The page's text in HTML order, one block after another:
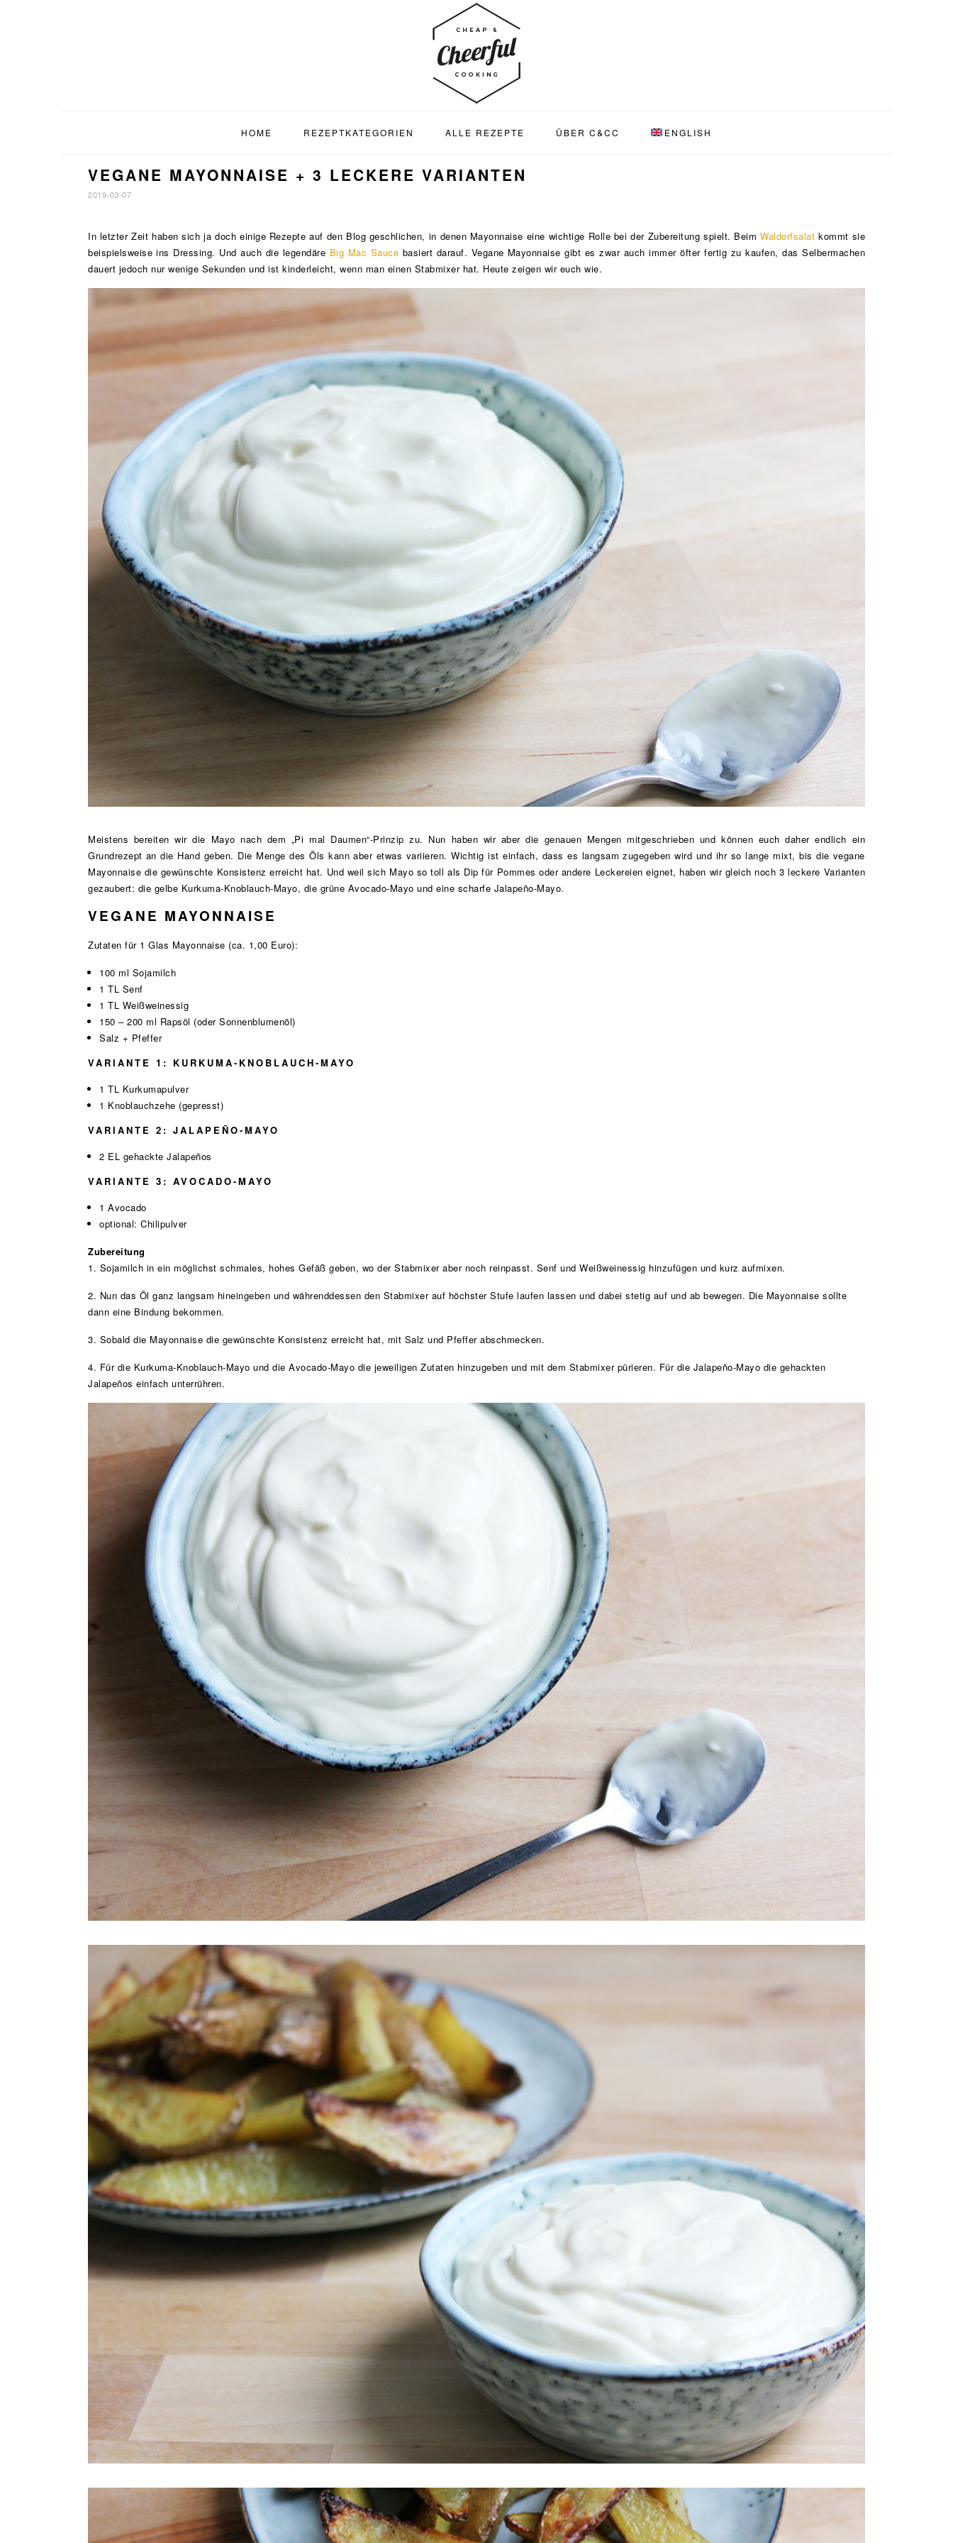
HOME REZEPTKATEGORIEN ALLE REZEPTE ÜBER C&CC ENGLISH
VEGANE MAYONNAISE + 3 LECKERE VARIANTEN
2019-03-07
In letzter Zeit haben sich ja doch einige Rezepte auf den Blog geschlichen, in denen Mayonnaise eine wichtige Rolle bei der Zubereitung spielt. BeimWaldorfsalat kommt sie
beispielsweise ins Dressing. Und auch die legendäre Big Mac Sauce basiert darauf. Vegane Mayonnaise gibt es zwar auch immer öfter fertig zu kaufen, das Selbermachen
dauert jedoch nur wenige Sekunden und ist kinderleicht, wenn man einen Stabmixer hat. Heute zeigen wir euch wie.
Meistens bereiten wir die Mayo nach dem „Pi mal Daumen“-Prinzip zu. Nun haben wir aber die genauen Mengen mitgeschrieben und können euch daher endlich ein
Grundrezept an die Hand geben. Die Menge des Öls kann aber etwas variieren. Wichtig ist einfach, dass es langsam zugegeben wird und ihr so lange mixt, bis die vegane
Mayonnaise die gewünschte Konsistenz erreicht hat. Und weil sich Mayo so toll als Dip für Pommes oder andere Leckereien eignet, haben wir gleich noch 3 leckere Varianten
gezaubert: die gelbe Kurkuma-Knoblauch-Mayo, die grüne Avocado-Mayo und eine scharfe Jalapeño-Mayo.
VEGANE MAYONNAISE
Zutaten für 1 Glas Mayonnaise (ca. 1,00 Euro):
100 ml Sojamilch
1 TL Senf
1 TL Weißweinessig
150 – 200 ml Rapsöl (oder Sonnenblumenöl)
Salz + Pfeffer
VARIANTE 1: KURKUMA-KNOBLAUCH-MAYO
1 TL Kurkumapulver
1 Knoblauchzehe (gepresst)
VARIANTE 2: JALAPEÑO-MAYO
2 EL gehackte Jalapeños
VARIANTE 3: AVOCADO-MAYO
1 Avocado
optional: Chilipulver
Zubereitung
1. Sojamilch in ein möglichst schmales, hohes Gefäß geben, wo der Stabmixer aber noch reinpasst. Senf und Weißweinessig hinzufügen und kurz aufmixen.
2. Nun das Öl ganz langsam hineingeben und währenddessen den Stabmixer auf höchster Stufe laufen lassen und dabei stetig auf und ab bewegen. Die Mayonnaise sollte
dann eine Bindung bekommen.
3. Sobald die Mayonnaise die gewünschte Konsistenz erreicht hat, mit Salz und Pfeffer abschmecken.
4. Für die Kurkuma-Knoblauch-Mayo und die Avocado-Mayo die jeweiligen Zutaten hinzugeben und mit dem Stabmixer pürieren. Für die Jalapeño-Mayo die gehackten
Jalapeños einfach unterrühren.